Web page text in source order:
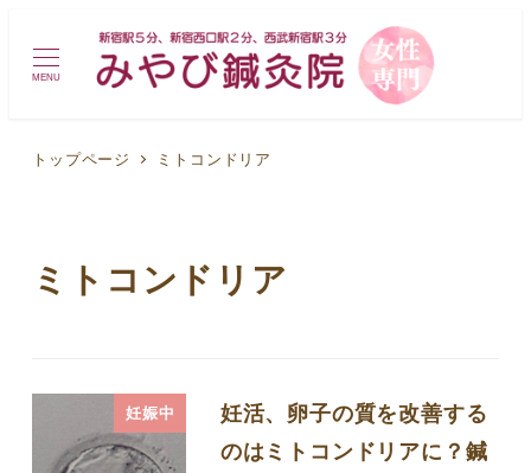
MENU
トップページ ミトコンドリア
ミトコンドリア
妊娠中
妊活、卵子の質を改善する
のはミトコンドリアに？鍼